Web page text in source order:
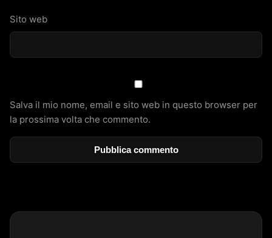
Sito web
Salva il mio nome, email e sito web in questo browser per
la prossima volta che commento.